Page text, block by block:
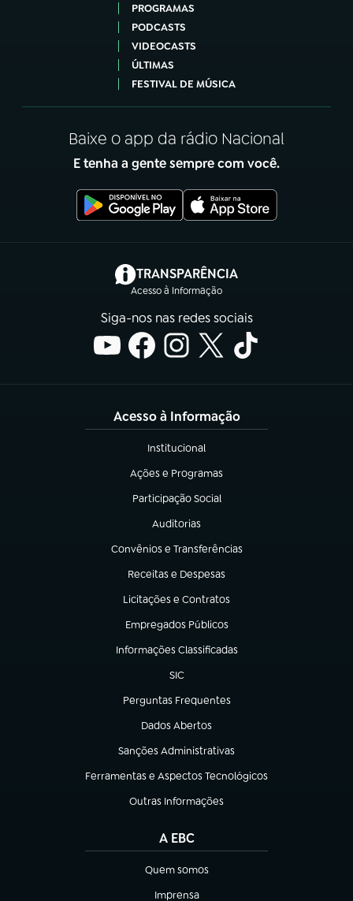
PROGRAMAS
PODCASTS
VIDEOCASTS
ÚLTIMAS
FESTIVAL DE MÚSICA
Baixe o app da rádio Nacional
E tenha a gente sempre com você.
TRANSPARÊNCIA
Acesso à Informação
(abre em nova aba)
Siga-nos nas redes sociais
Acesso à Informação
Institucional
(abre em nova aba)
Ações e Programas
(abre em nova aba)
Participação Social
(abre em nova aba)
Auditorias
(abre em nova aba)
Convênios e Transferências
(abre em nova aba)
Receitas e Despesas
(abre em nova aba)
Licitações e Contratos
(abre em nova aba)
Empregados Públicos
(abre em nova aba)
Informações Classificadas
(abre em nova aba)
SIC
(abre em nova aba)
Perguntas Frequentes
(abre em nova aba)
Dados Abertos
(abre em nova aba)
Sanções Administrativas
(abre em nova aba)
Ferramentas e Aspectos Tecnológicos
(abre em nova aba)
Outras Informações
(abre em nova aba)
A EBC
Quem somos
(abre em nova aba)
Imprensa